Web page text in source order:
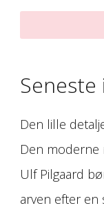
efter:
Den lille
Den moderne
Ulf Pilgaard
arven efter en